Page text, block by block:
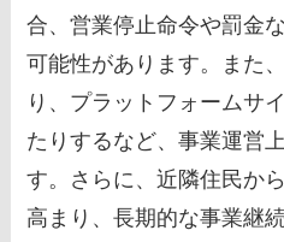
合、営業停止命令や罰金
可能性があります。また
り、プラットフォームサ
たりするなど、事業運営
す。さらに、近隣住民か
高まり、長期的な事業継